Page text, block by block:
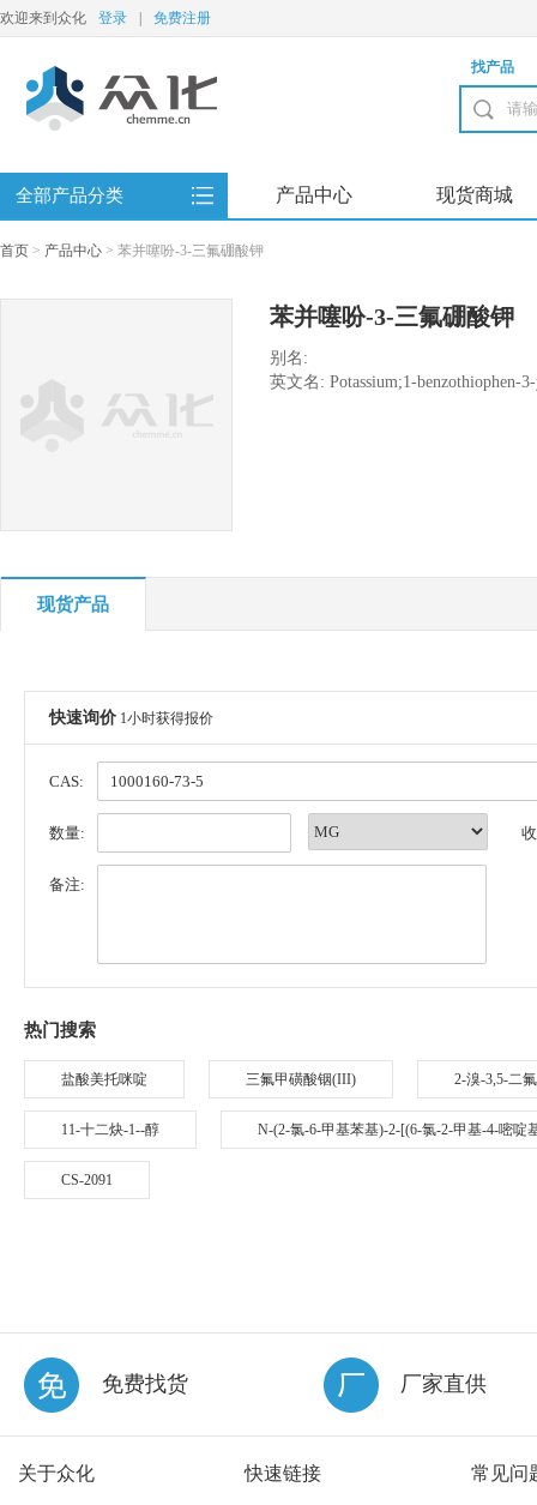
欢迎来到众化 登录 免费注册
找产品
全部产品分类 产品中心 现货商城
首页 > 产品中心 > 苯并噻吩-3-三氟硼酸钾
苯并噻吩-3-三氟硼酸钾
别名:
英文名: Potassium;1-benzothiophen-
现货产品
快速询价 1小时获得报价
CAS:
数量:
备注:
热门搜索
盐酸美托咪啶 三氟甲磺酸铟(III) 2-溴-3,5-二
11-十二炔-1--醇 N-(2-氯-6-甲基苯基)-2-[(6-氯-2-甲基-4-嘧啶
CS-2091
免费找货 厂家直供
关于众化 快速链接 常见问